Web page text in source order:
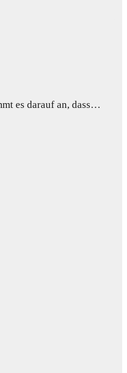
es darauf an, dass…